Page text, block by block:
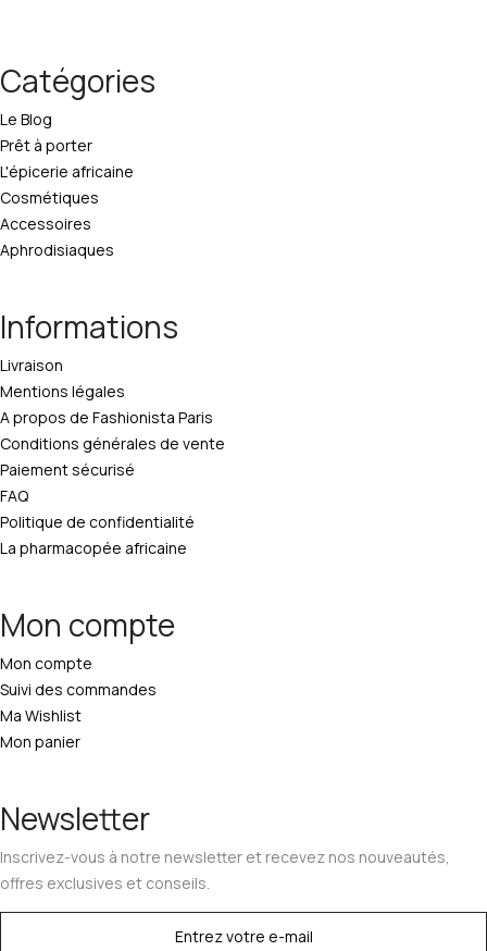
Catégories
Le Blog
Prêt à porter
L'épicerie africaine
Cosmétiques
Accessoires
Aphrodisiaques
Informations
Livraison
Mentions légales
A propos de Fashionista Paris
Conditions générales de vente
Paiement sécurisé
FAQ
Politique de confidentialité
La pharmacopée africaine
Mon compte
Mon compte
Suivi des commandes
Ma Wishlist
Mon panier
Newsletter
Inscrivez-vous à notre newsletter et recevez nos nouveautés,
offres exclusives et conseils.